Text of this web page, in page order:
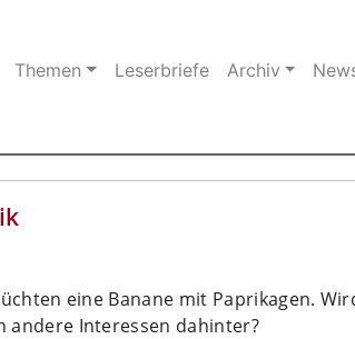
Themen Leserbriefe Archiv
eine Banane mit Paprikagen.
andere Interessen dahinter?